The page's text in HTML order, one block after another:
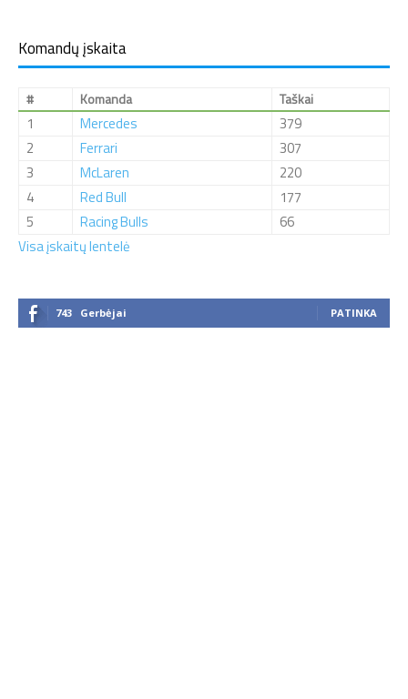
Komandų įskaita
# Komanda Taškai
1 Mercedes
379
2
Ferrari
307
3
McLaren
220
4
Red Bull
177
5
Racing Bulls
66
Visa įskaitų lentelė
743 Gerbėjai PATINKA